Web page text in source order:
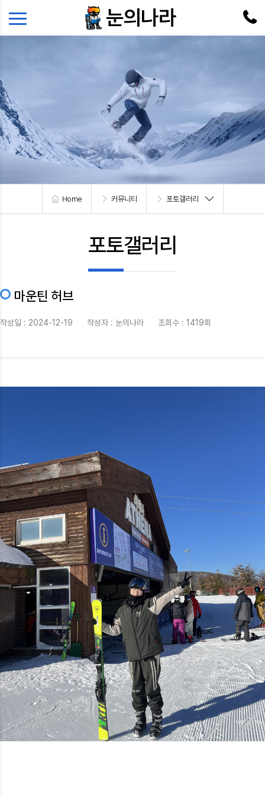
메뉴 바로가기 눈의나라
Home 커뮤니티 포토갤러리
포토갤러리
마운틴 허브
작성일 : 2024-12-19 작성자 : 눈의나라 조회수 : 1419회